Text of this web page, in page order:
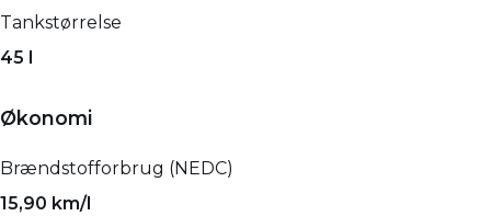
Tankstørrelse
45 l
Økonomi
Brændstofforbrug (NEDC)
15,90 km/l